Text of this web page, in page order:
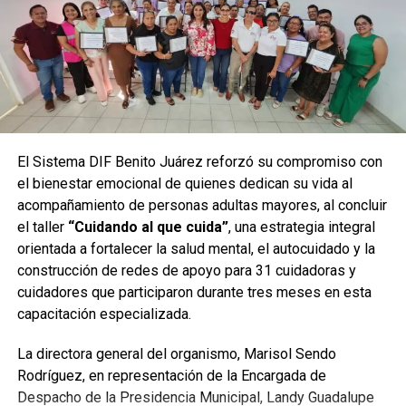
El personal de la Dirección de Atención Ciudadana recordó
descuentos para la expedición delicencias de conducir,
registro para laliberación de cartilla militar,
regularización de obras anteDesarrollo Urbano,
expedición de documentos enRegistro Civil, cambio de
propietario anteCatastro, así como solicitudes desillas
de ruedas y apoyos funcionalesmediante Gestión
Social.
participar en la próxima jornada del programa, que se
llevará a cabo eljueves 13 de agostoen el domo de la
Supermanzana 93, donde nuevamente se acercarán
El Sistema DIF Benito Juárez reforzó su compromiso con
el bienestar emocional de quienes dedican su vida al
acompañamiento de personas adultas mayores, al concluir
el taller “Cuidando al que cuida”, una estrategia integral
orientada a fortalecer la salud mental, el autocuidado y la
construcción de redes de apoyo para 31 cuidadoras y
cuidadores que participaron durante tres meses en esta
capacitación especializada.
La directora general del organismo, Marisol Sendo
Rodríguez, en representación de la Encargada de
Despacho de la Presidencia Municipal, Landy Guadalupe